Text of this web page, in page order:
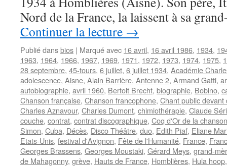
Nord de la France, la laissent à sa
Continuer la lecture →
Publié dansbios | Marqué avec 16 avril, 16 avril 1986, 1934,
1963, 1964, 1966, 1967, 1969, 1971, 1972, 1973, 1974, 1975,
28 septembre, 45-tours, 6 juillet, 6 juillet 1934, Académie
adolescence, Aisne, Alain Barrière, Antenne 2, Armand Gatti,
autobiographie, avril 1960, Bertolt Brecht, biographie, Bobino,
Chanson française, Chanson francophone, Chant public
Charles Aznavour, Charles Dumont, chimiothérapie, Claude
couche, contrat, contrat discographique, Coq d'Or de la
Simon, Cuba, Décès, Disco Théâtre, duo, Edith Piaf, Eliane
Etats-Unis, festival d'Avignon, Fête de l'Humanité, France,
Georges Brassens, Georges Moustaki, Gérard Meys, grand-
de Mahagonny, grève, Hauts de France, Homblières, Hula hoop